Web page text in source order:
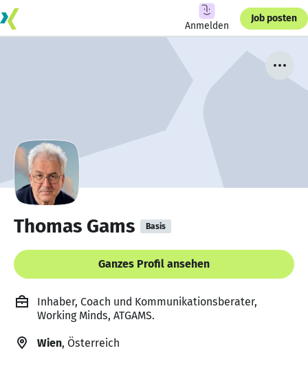
Anmelden
Job posten
Thomas Gams Basis
Ganzes Profil ansehen
Inhaber, Coach und Kommunikationsberater,
Working Minds, ATGAMS.
Wien, Österreich